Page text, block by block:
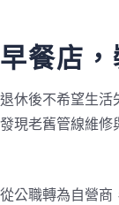
餐店
休後不希望生
現老舊管線維
公職轉為自營